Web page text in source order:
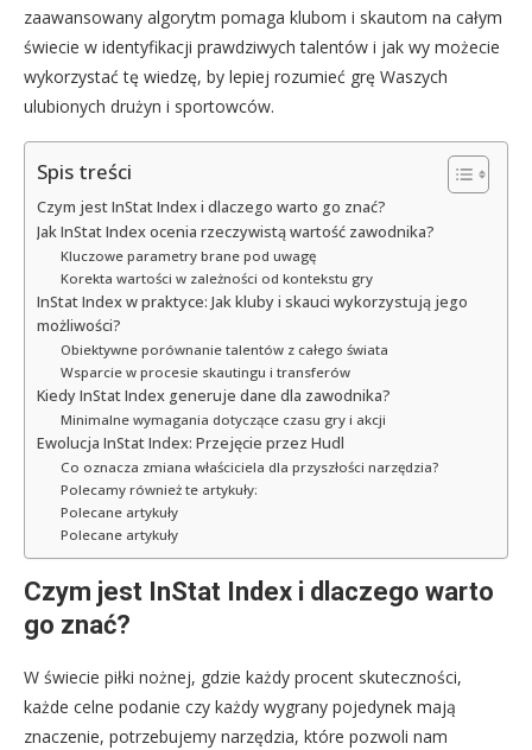
zaawansowany algorytm pomaga klubom i skautom na całym
świecie w identyfikacji prawdziwych talentów i jak wy możecie
wykorzystać tę wiedzę, by lepiej rozumieć grę Waszych
ulubionych drużyn i sportowców.
Spis treści
Czym jest InStat Index i dlaczego warto go znać?
Jak InStat Index ocenia rzeczywistą wartość zawodnika?
Kluczowe parametry brane pod uwagę
Korekta wartości w zależności od kontekstu gry
InStat Index w praktyce: Jak kluby i skauci wykorzystują jego
możliwości?
Obiektywne porównanie talentów z całego świata
Wsparcie w procesie skautingu i transferów
Kiedy InStat Index generuje dane dla zawodnika?
Minimalne wymagania dotyczące czasu gry i akcji
Ewolucja InStat Index: Przejęcie przez Hudl
Co oznacza zmiana właściciela dla przyszłości narzędzia?
Polecamy również te artykuły:
Polecane artykuły
Polecane artykuły
Czym jest InStat Index i dlaczego warto
go znać?
W świecie piłki nożnej, gdzie każdy procent skuteczności,
każde celne podanie czy każdy wygrany pojedynek mają
znaczenie, potrzebujemy narzędzia, które pozwoli nam